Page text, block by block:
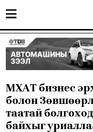
МҮХАҮТ бизнес
болон
таатай
байхыг